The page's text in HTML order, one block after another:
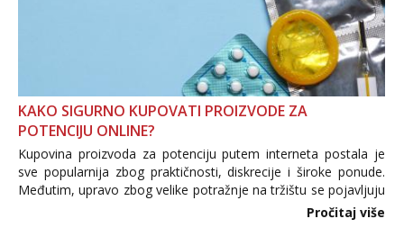
KAKO SIGURNO KUPOVATI PROIZVODE ZA
POTENCIJU ONLINE?
Kupovina proizvoda za potenciju putem interneta postala je
sve popularnija zbog praktičnosti, diskrecije i široke ponude.
Međutim, upravo zbog velike potražnje na tržištu se pojavljuju
i brojni krivotvoreni proizvodi, nepouzdane internetske
Pročitaj više